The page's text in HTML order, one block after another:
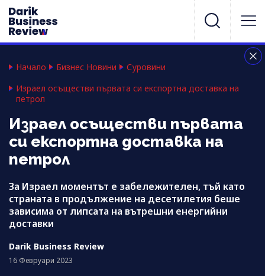
Начало Бизнес Новини
Суровини
Израел осъществи първата си експортна доставка на
петрол
Израел осъществи първата
си експортна доставка на
петрол
За Израел моментът е забележителен, тъй като
страната в продължение на десетилетия беше
зависима от липсата на вътрешни енергийни
доставки
Darik Business Review
16 Февруари 2023